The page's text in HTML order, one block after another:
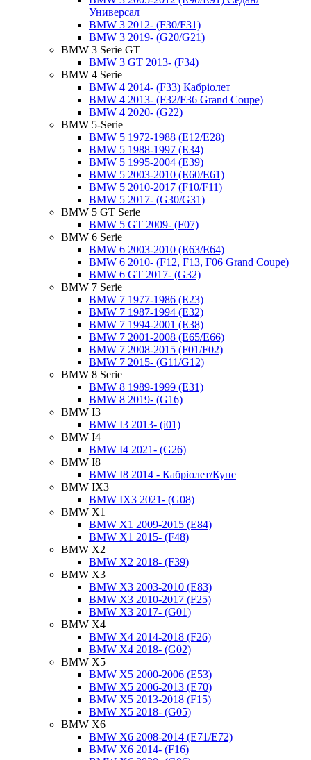
Универсал
BMW 3 2012- (F30/F31)
BMW 3 2019- (G20/G21)
BMW 3 Serie GT
BMW 3 GT 2013- (F34)
BMW 4 Serie
BMW 4 2014- (F33) Кабріолет
BMW 4 2013- (F32/F36 Grand Coupe)
BMW 4 2020- (G22)
BMW 5-Serie
BMW 5 1972-1988 (E12/E28)
BMW 5 1988-1997 (E34)
BMW 5 1995-2004 (E39)
BMW 5 2003-2010 (E60/E61)
BMW 5 2010-2017 (F10/F11)
BMW 5 2017- (G30/G31)
BMW 5 GT Serie
BMW 5 GT 2009- (F07)
BMW 6 Serie
BMW 6 2003-2010 (E63/E64)
BMW 6 2010- (F12, F13, F06 Grand Coupe)
BMW 6 GT 2017- (G32)
BMW 7 Serie
BMW 7 1977-1986 (E23)
BMW 7 1987-1994 (E32)
BMW 7 1994-2001 (E38)
BMW 7 2001-2008 (E65/E66)
BMW 7 2008-2015 (F01/F02)
BMW 7 2015- (G11/G12)
BMW 8 Serie
BMW 8 1989-1999 (E31)
BMW 8 2019- (G16)
BMW I3
BMW I3 2013- (i01)
BMW I4
BMW I4 2021- (G26)
BMW I8
BMW I8 2014 - Кабріолет/Купе
BMW IX3
BMW IX3 2021- (G08)
BMW X1
BMW X1 2009-2015 (E84)
BMW X1 2015- (F48)
BMW X2
BMW X2 2018- (F39)
BMW X3
BMW X3 2003-2010 (E83)
BMW X3 2010-2017 (F25)
BMW X3 2017- (G01)
BMW X4
BMW X4 2014-2018 (F26)
BMW X4 2018- (G02)
BMW X5
BMW X5 2000-2006 (E53)
BMW X5 2006-2013 (E70)
BMW X5 2013-2018 (F15)
BMW X5 2018- (G05)
BMW X6
BMW X6 2008-2014 (E71/E72)
BMW X6 2014- (F16)